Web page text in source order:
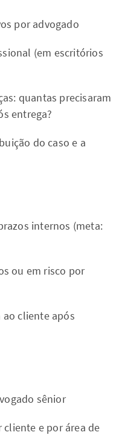
por advogado
(em escritórios
quantas precisaram
entrega?
do caso e a
internos (meta:
ou em risco por
cliente após
sênior
e por área de